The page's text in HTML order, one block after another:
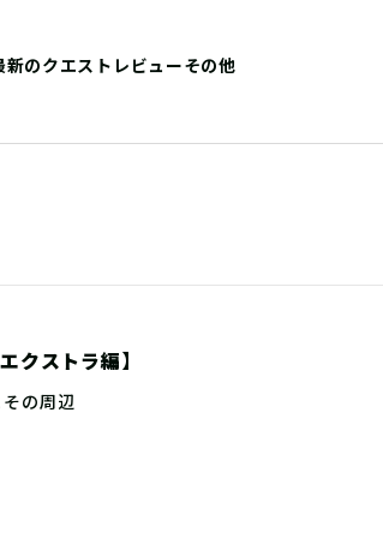
新のクエストレビューその他
クストラ編】
の周辺